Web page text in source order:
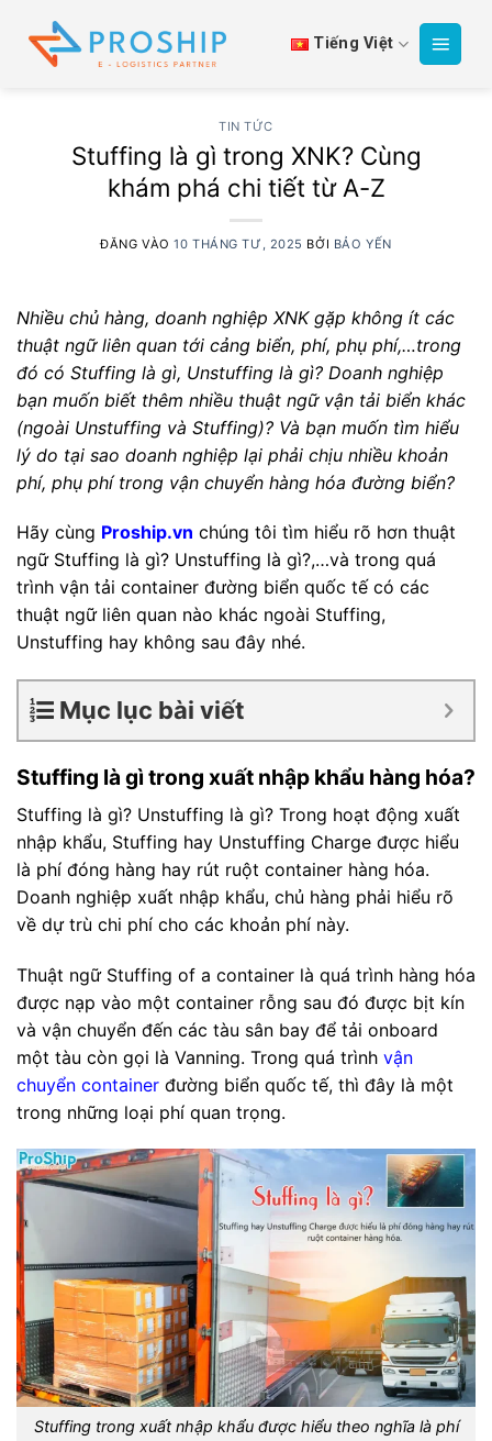
qua
Tiếng Việt
TIN TỨC
Stuffing là gì trong XNK? Cùng
khám phá chi tiết từ A-Z
ĐĂNG VÀO10 THÁNG TƯ, 2025 BỞI BẢO YẾN
Nhiều chủ hàng, doanh nghiệp XNK gặp không ít các
thuật ngữ liên quan tới cảng biển, phí, phụ phí,…trong
đó có Stuffing là gì, Unstuffing là gì? Doanh nghiệp
bạn muốn biết thêm nhiều thuật ngữ vận tải biển khác
(ngoài Unstuffing và Stuffing)? Và bạn muốn tìm hiểu
lý do tại sao doanh nghiệp lại phải chịu nhiều khoản
phí, phụ phí trong vận chuyển hàng hóa đường biển?
Hãy cùng Proship.vn chúng tôi tìm hiểu rõ hơn thuật
ngữ Stuffing là gì? Unstuffing là gì?,…và trong quá
trình vận tải container đường biển quốc tế có các
thuật ngữ liên quan nào khác ngoài Stuffing,
Unstuffing hay không sau đây nhé.
Mục lục bài viết
Stuffing là gì trong xuất nhập khẩu hàng hóa?
Stuffing là gì? Unstuffing là gì? Trong hoạt động xuất
nhập khẩu, Stuffing hay Unstuffing Charge được hiểu
là phí đóng hàng hay rút ruột container hàng hóa.
Doanh nghiệp xuất nhập khẩu, chủ hàng phải hiểu rõ
về dự trù chi phí cho các khoản phí này.
Thuật ngữ Stuffing of a container là quá trình hàng hóa
được nạp vào một container rỗng sau đó được bịt kín
và vận chuyển đến các tàu sân bay để tải onboard
một tàu còn gọi là Vanning. Trong quá trình vận
chuyển container đường biển quốc tế, thì đây là một
trong những loại phí quan trọng.
Stuffing trong xuất nhập khẩu được hiểu theo nghĩa là phí